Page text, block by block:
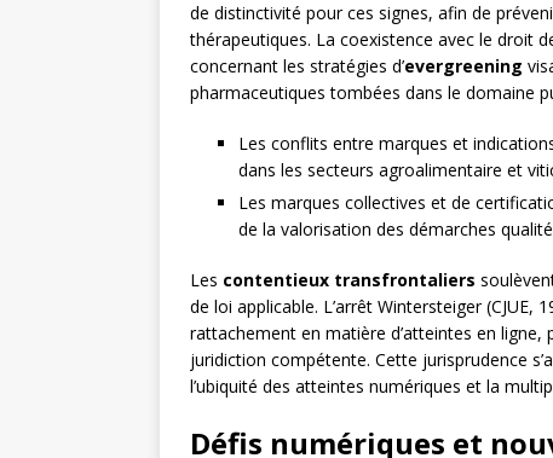
de distinctivité pour ces signes, afin de
thérapeutiques. La coexistence avec le droit
concernant les stratégies d’evergreening
pharmaceutiques tombées dans le domaine
Les conflits entre marques et
dans les secteurs agroalimentaire et
Les marques collectives et de
de la valorisation des démarches
Les contentieux transfrontaliers
de loi applicable. L’arrêt Wintersteiger (CJUE,
rattachement en matière d’atteintes en
juridiction compétente. Cette jurisprudence
l’ubiquité des atteintes numériques et la
Défis numériques et